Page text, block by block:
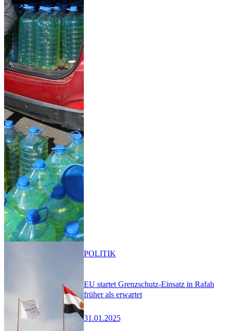
EU startet Grenzschutz-Einsatz in Rafah
früher als erwartet
31.01.2025
POLITIK